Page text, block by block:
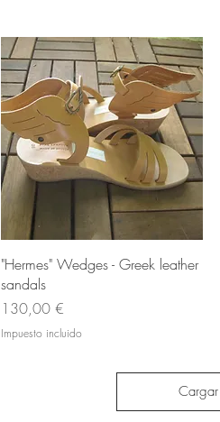
Vista rápida
"Hermes" Wedges - Greek leather
sandals
Precio
130,00 €
Impuesto incluido